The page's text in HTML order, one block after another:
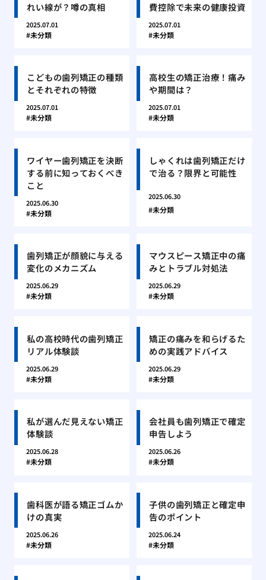
れい線が？噂の真相
2025.07.01
未分類
費控除で未来の健康投資
2025.07.01
未分類
こどもの歯列矯正の種類
とそれぞれの特徴
2025.07.01
未分類
高校生の矯正治療！痛み
や期間は？
2025.07.01
未分類
ワイヤー歯列矯正を決断
する前に知っておくべき
こと
2025.06.30
未分類
しゃくれは歯列矯正だけ
で治る？限界と可能性
2025.06.30
未分類
歯列矯正が顔貌に与える
変化のメカニズム
2025.06.29
未分類
マウスピース矯正中の痛
みとトラブル対処法
2025.06.29
未分類
私の高校時代の歯列矯正
リアル体験談
2025.06.29
未分類
矯正の痛みを和らげるた
めの実践アドバイス
2025.06.29
未分類
私が選んだ見えない矯正
体験談
2025.06.28
未分類
会社員も歯列矯正で確定
申告しよう
2025.06.26
未分類
歯科医が語る矯正ゴムか
けの真実
2025.06.26
未分類
子供の歯列矯正と確定申
告のポイント
2025.06.24
未分類